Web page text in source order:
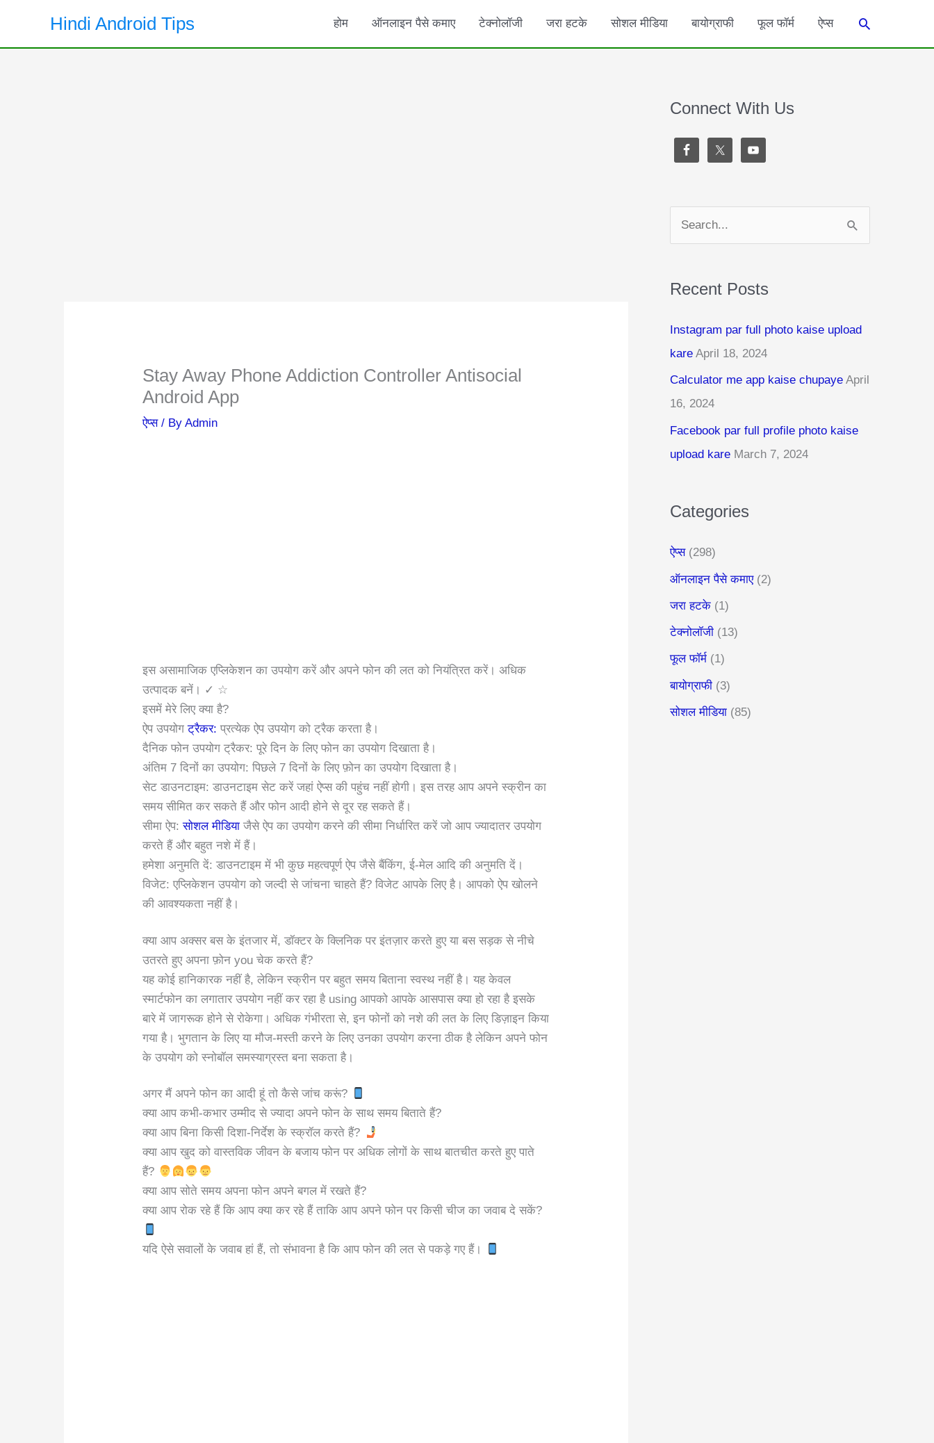
content
Hindi Android Tips होम ऑनलाइन पैसे कमाए टेक्नोलॉजी जरा हटके सोशल मीडिया बायोग्राफी फूल फॉर्म ऐप्स Search
Stay Away Phone Addiction Controller Antisocial
Android App
ऐप्स/ ByAdmin
इस असामाजिक एप्लिकेशन का उपयोग करें और अपने फोन की लत को नियंत्रित करें। अधिक
उत्पादक बनें। ✓ ☆
इसमें मेरे लिए क्या है?
ऐप उपयोगट्रैकर: प्रत्येक ऐप उपयोग को ट्रैक करता है।
दैनिक फोन उपयोग ट्रैकर: पूरे दिन के लिए फोन का उपयोग दिखाता है।
अंतिम 7 दिनों का उपयोग: पिछले 7 दिनों के लिए फ़ोन का उपयोग दिखाता है।
सेट डाउनटाइम: डाउनटाइम सेट करें जहां ऐप्स की पहुंच नहीं होगी। इस तरह आप अपने स्क्रीन का
समय सीमित कर सकते हैं और फोन आदी होने से दूर रह सकते हैं।
सीमा ऐप:सोशल मीडिया जैसे ऐप का उपयोग करने की सीमा निर्धारित करें जो आप ज्यादातर उपयोग
करते हैं और बहुत नशे में हैं।
हमेशा अनुमति दें: डाउनटाइम में भी कुछ महत्वपूर्ण ऐप जैसे बैंकिंग, ई-मेल आदि की अनुमति दें।
विजेट: एप्लिकेशन उपयोग को जल्दी से जांचना चाहते हैं? विजेट आपके लिए है। आपको ऐप खोलने
की आवश्यकता नहीं है।
क्या आप अक्सर बस के इंतजार में, डॉक्टर के क्लिनिक पर इंतज़ार करते हुए या बस सड़क से नीचे
उतरते हुए अपना फ़ोन you चेक करते हैं?
यह कोई हानिकारक नहीं है, लेकिन स्क्रीन पर बहुत समय बिताना स्वस्थ नहीं है। यह केवल
स्मार्टफोन का लगातार उपयोग नहीं कर रहा है using आपको आपके आसपास क्या हो रहा है इसके
बारे में जागरूक होने से रोकेगा। अधिक गंभीरता से, इन फोनों को नशे की लत के लिए डिज़ाइन किया
गया है। भुगतान के लिए या मौज-मस्ती करने के लिए उनका उपयोग करना ठीक है लेकिन अपने फोन
के उपयोग को स्नोबॉल समस्याग्रस्त बना सकता है।
अगर मैं अपने फोन का आदी हूं तो कैसे जांच करूं?
क्या आप कभी-कभार उम्मीद से ज्यादा अपने फोन के साथ समय बिताते हैं?
क्या आप बिना किसी दिशा-निर्देश के स्क्रॉल करते हैं?
क्या आप खुद को वास्तविक जीवन के बजाय फोन पर अधिक लोगों के साथ बातचीत करते हुए पाते
हैं?
क्या आप सोते समय अपना फोन अपने बगल में रखते हैं?
क्या आप रोक रहे हैं कि आप क्या कर रहे हैं ताकि आप अपने फोन पर किसी चीज का जवाब दे सकें?
यदि ऐसे सवालों के जवाब हां हैं, तो संभावना है कि आप फोन की लत से पकड़े गए हैं।
Connect With Us
e
r
h
f
o
r
:
Recent Posts
Instagram par full photo kaise upload
kare April 18, 2024
Calculator me app kaise chupaye April
16, 2024
Facebook par full profile photo kaise
upload kare March 7, 2024
Categories
ऐप्स(298)
ऑनलाइन पैसे कमाए(2)
जरा हटके (1)
टेक्नोलॉजी (13)
फूल फॉर्म (1)
बायोग्राफी (3)
सोशल मीडिया (85)